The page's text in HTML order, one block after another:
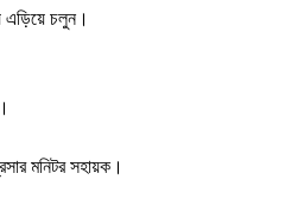
এড়িয়ে চলুন।
মনিটরসহায়ক।